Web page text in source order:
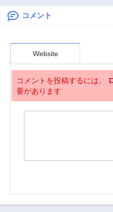
第24話
第22話
第20話
2年前
第18話
2年前
婚約破棄した私の
飯テロスローライ
コメント
Website
コメントを投稿するには、
要があります